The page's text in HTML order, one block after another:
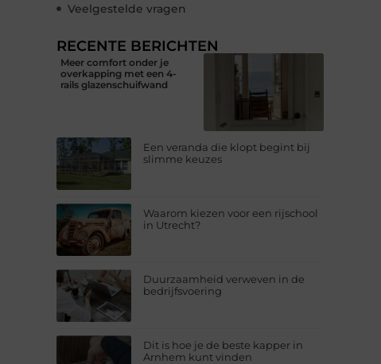
Veelgestelde vragen
RECENTE BERICHTEN
Meer comfort onder je
overkapping met een 4-
rails glazenschuifwand
Een veranda die klopt begint bij
slimme keuzes
Waarom kiezen voor een rijschool
in Utrecht?
Duurzaamheid verweven in de
bedrijfsvoering
Dit is hoe je de beste kapper in
Arnhem kunt vinden